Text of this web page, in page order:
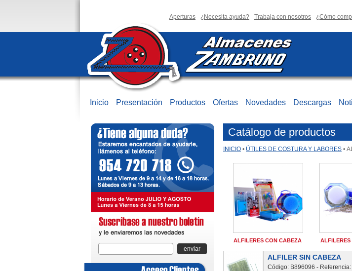
¿Cómo
Trabaja con nosotros
¿Necesita ayuda?
Aperturas
Inicio Presentación Productos Ofertas Novedades Descargas
enviar
Catálogo de productos
INICIO • ÚTILES DE COSTURA Y LABORES •
ALFILERES CON CABEZA ALFILERES
ALFILER SIN CABEZA
Código: B896096 -